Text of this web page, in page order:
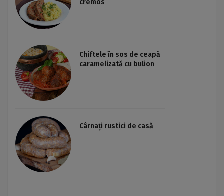
cremos
Chiftele în sos de ceapă
caramelizată cu bulion
Cârnați rustici de casă